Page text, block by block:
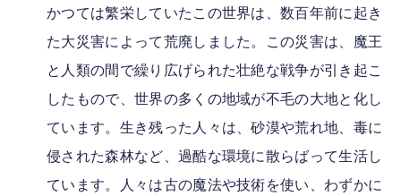
かつては繁栄していたこの世界は、数百年前に起き
た大災害によって荒廃しました。この災害は、魔王
と人類の間で繰り広げられた壮絶な戦争が引き起こ
したもので、世界の多くの地域が不毛の大地と化し
ています。生き残った人々は、砂漠や荒れ地、毒に
侵された森林など、過酷な環境に散らばって生活し
ています。人々は古の魔法や技術を使い、わずかに